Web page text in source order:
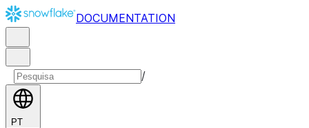
DOCUMENTATION
/
PT